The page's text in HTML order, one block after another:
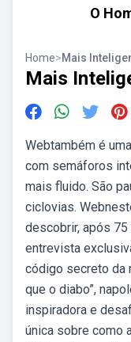
O
Home>Mais
Mais
Webtambém é
com semáforos
mais fluido. São
ciclovias.
descobrir, após
entrevista
código secreto da
que o diabo”,
inspiradora e
única sobre como